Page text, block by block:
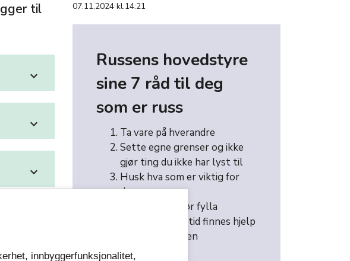
til
expand_more
expand_more
expand_more
07.11.2024 kl.14:21
Russens hovedstyre
sine 7 råd til deg
som er russ
Ta vare på hverandre
Sette egne grenser og ikke
gjør ting du ikke har lyst til
Husk hva som er viktig for
deg
Drikk og spis før fylla
Husk at det alltid finnes hjelp
Ikke glem skolen
Ha det gøy
innbyggerfunksjonalitet,